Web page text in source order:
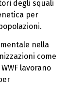
degli squali
per
nella
come
lavorano